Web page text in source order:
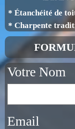
* Étanchéité de
* Charpente
Votre Nom
Email